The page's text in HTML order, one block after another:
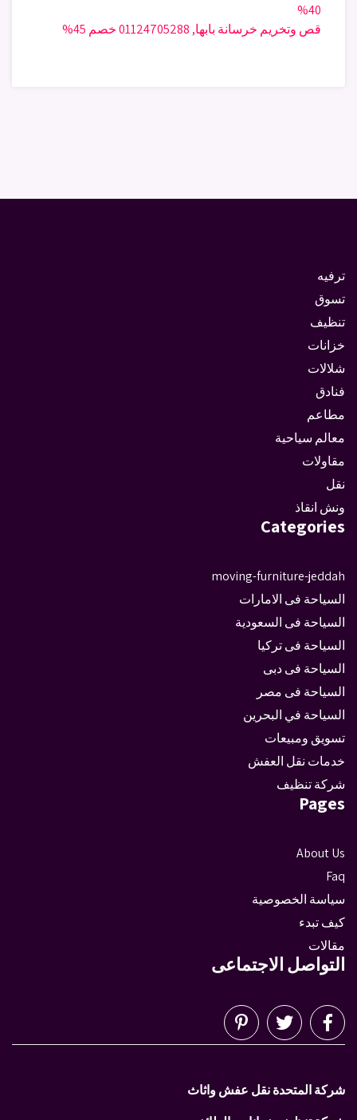
40%
قص وتخريم خرسانة بابها, 01124705288 خصم 45%
ترفيه
تسوق
تنظيف
خزانات
شلالات
فنادق
مطاعم
معالم سياحية
مقاولات
نقل
ونش انقاذ
Categories
moving-furniture-jeddah
السياحة فى الامارات
السياحة فى السعودية
السياحة فى تركيا
السياحة فى دبى
السياحة فى مصر
السياحة في البحرين
تسويق ومبيعات
خدمات نقل العفش
شركة تنظيف
Pages
About Us
Faq
سياسة الخصوصية
كيف تبدء
مقالات
التواصل الاجتماعى
شركة المتحدة نقل عفش واثاث